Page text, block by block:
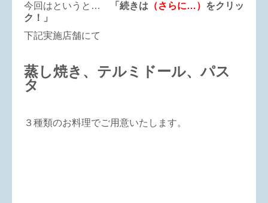
今回はというと… 「続きは （さらに…） をクリッ
ク！」
下記実施店舗にて
蒸し焼き、テルミドール、パス
タ
３種類のお料理でご用意いたします。